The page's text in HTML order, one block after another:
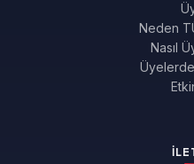
Neden
Nasıl